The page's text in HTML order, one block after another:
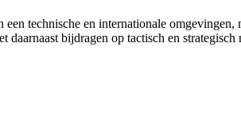
technische en internationale
bijdragen op tactisch en